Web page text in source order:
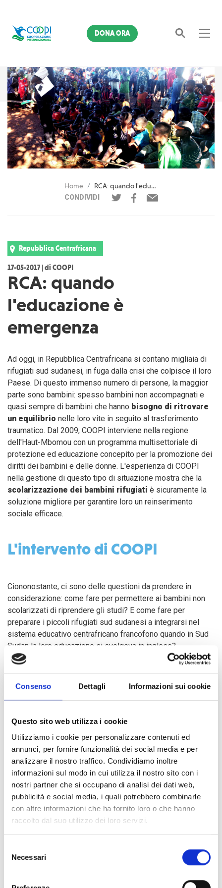
Consenso Dettagli Informazioni sui cookie
Questo sito web utilizza i cookie
Utilizziamo i cookie per personalizzare contenuti ed
annunci, per fornire funzionalità dei social media e per
analizzare il nostro traffico. Condividiamo inoltre
informazioni sul modo in cui utilizza il nostro sito con i
nostri partner che si occupano di analisi dei dati web,
pubblicità e social media, i quali potrebbero combinarle
con altre informazioni che ha fornito loro o che hanno
raccolto dal suo utilizzo dei loro servizi.
delNecessari
Cerca
DONA ORA
Home
RCA: quando l'educazione è emergenza
CONDIVIDI
Repubblica Centrafricana
17-05-2017 | di COOPI
RCA: quando
l'educazione è
emergenza
Ad oggi, in Repubblica Centrafricana si contano migliaia di
rifugiati sud sudanesi, in fuga dalla crisi che colpisce il loro
Paese. Di questo immenso numero di persone, la maggior
parte sono bambini: spesso bambini non accompagnati e
quasi sempre di bambini che hanno bisogno di ritrovare
un equilibrio nelle loro vite in seguito al trasferimento
traumatico. Dal 2009, COOPI interviene nella regione
dell'Haut-Mbomou con un programma multisettoriale di
protezione ed educazione concepito per la promozione dei
diritti dei bambini e delle donne. L'esperienza di COOPI
nella gestione di questo tipo di situazione mostra che la
scolarizzazione dei bambini rifugiati è sicuramente la
soluzione migliore per garantire loro un reinserimento
sociale efficace.
L'intervento di COOPI
Ciononostante, ci sono delle questioni da prendere in
considerazione: come fare per permettere ai bambini non
scolarizzati di riprendere gli studi? E come fare per
preparare i piccoli rifugiati sud sudanesi a integrarsi nel
sistema educativo centrafricano francofono quando in Sud
Sudan la loro educazione si svolgeva in inglese?
dell'UNICEF, COOPI ha implementato un progetto di
educazione d'emergenzain favore dei bambini sud
città di Obo, nella regione dell'Haut-Mbomou.
Risultati che fanno bene
Nel corso della realizzazione di questo progetto, abbiamo
attivato11 centri temporanei d'apprendimento e di
protezione dell'infanzia, di cui 4 nel campo per i rifugiati
sud sudanesi e 7 nella città di Obo. In questi centri , i
attività ricreative. Un totale di
(947 femmine
ripreso gli studi,